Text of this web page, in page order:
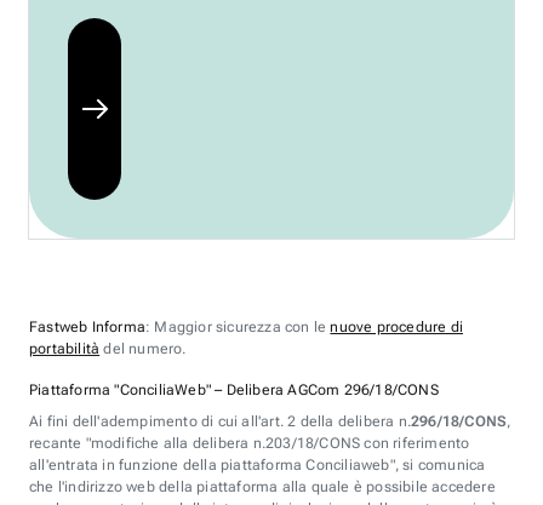
Fastweb Informa: Maggior sicurezza con lenuove procedure di
portabilità del numero.
Piattaforma "ConciliaWeb" – Delibera AGCom 296/18/CONS
Ai fini dell'adempimento di cui all'art. 2 della delibera n.296/18/CONS,
recante "modifiche alla delibera n.203/18/CONS con riferimento
all'entrata in funzione della piattaforma Conciliaweb", si comunica
che l'indirizzo web della piattaforma alla quale è possibile accedere